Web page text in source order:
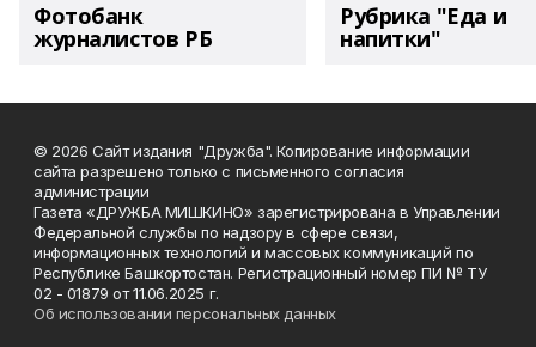
Фотобанк
журналистов РБ
Рубрика "Еда и
напитки"
© 2026 Сайт издания "Дружба". Копирование информации
сайта разрешено только с письменного согласия
администрации
Газета «ДРУЖБА МИШКИНО» зарегистрирована в Управлении
Федеральной службы по надзору в сфере связи,
информационных технологий и массовых коммуникаций по
Республике Башкортостан. Регистрационный номер ПИ № ТУ
02 - 01879 от 11.06.2025 г.
Об использовании персональных данных